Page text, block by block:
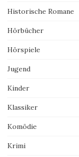
Historische Romane
Hörbücher
Hörspiele
Jugend
Kinder
Klassiker
Komödie
Krimi